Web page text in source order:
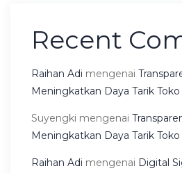
Recent
Raihan Adi mengenai
Meningkatkan Daya Tarik Toko
Suyengki mengenai
Meningkatkan Daya Tarik Toko
Raihan Adi mengenai Digital